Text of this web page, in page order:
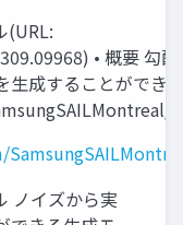
(URL:
• 概要 勾配
⽣成することができ
ノイズから実